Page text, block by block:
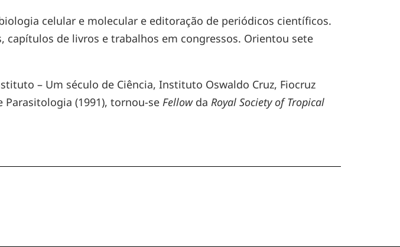
celular e molecular e editoração de periódicos científicos.
de livros e trabalhos em congressos. Orientou sete
– Um século de Ciência, Instituto Oswaldo Cruz, Fiocruz
Parasitologia (1991), tornou-seFellowdaRoyal Society of Tropical